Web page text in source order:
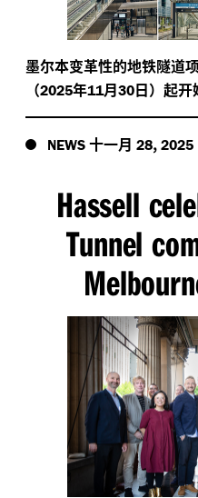
墨尔本变革性的地铁隧道
（2025年11月30日）起开
NEWS 十一月 28, 2025
Hassell
Tunnel